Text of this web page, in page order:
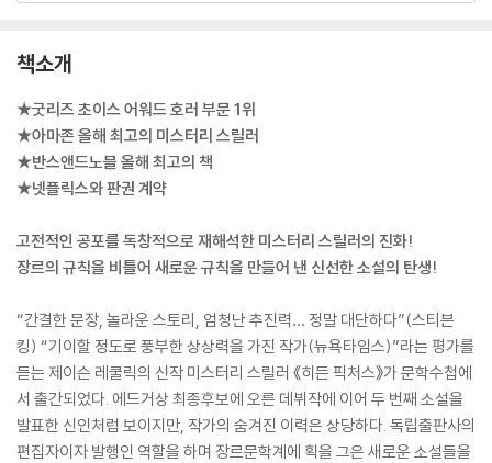
책소개
★굿리즈 초이스 어워드 호러 부문 1위
★아마존 올해 최고의 미스터리 스릴러
★반스앤드노블 올해 최고의 책
★넷플릭스와 판권 계약
고전적인 공포를 독창적으로 재해석한 미스터리 스릴러의 진화!
장르의 규칙을 비틀어 새로운 규칙을 만들어 낸 신선한 소설의 탄생!
“간결한 문장, 놀라운 스토리, 엄청난 추진력… 정말 대단하다”(스티븐
킹) “기이할 정도로 풍부한 상상력을 가진 작가(뉴욕타임스)”라는 평가를
듣는 제이슨 레쿨릭의 신작 미스터리 스릴러 《히든 픽처스》가 문학수첩에
서 출간되었다. 에드거상 최종후보에 오른 데뷔작에 이어 두 번째 소설을
발표한 신인처럼 보이지만, 작가의 숨겨진 이력은 상당하다. 독립출판사의
편집자이자 발행인 역할을 하며 장르문학계에 획을 그은 새로운 소설들을